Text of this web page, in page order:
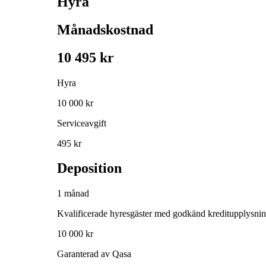
Månadskostnad
10 495 kr
Hyra
10 000 kr
Serviceavgift
495 kr
Deposition
1 månad
Kvalificerade hyresgäster med godkänd
10 000 kr
Garanterad av Qasa